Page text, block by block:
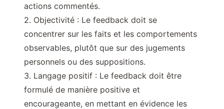
actions commentés.
2. Objectivité : Le feedback doit se
concentrer sur les faits et les comportements
observables, plutôt que sur des jugements
personnels ou des suppositions.
3. Langage positif : Le feedback doit être
formulé de manière positive et
encourageante, en mettant en évidence les